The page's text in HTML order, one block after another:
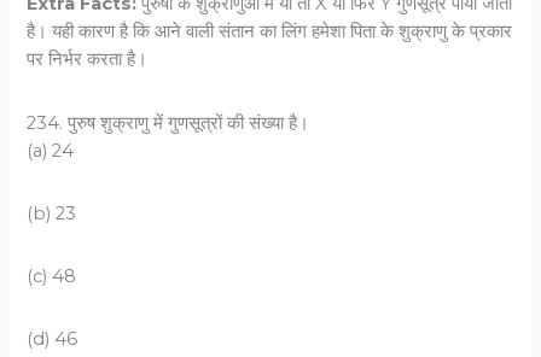
है। यही कारण है कि आने वाली संतान का लिंग हमेशा पिता के शुक्राणु के प्रकार
पर निर्भर करता है।
234. पुरुष शुक्राणु में गुणसूत्रों की संख्या है।
(a) 24
(b) 23
(c) 48
(d) 46